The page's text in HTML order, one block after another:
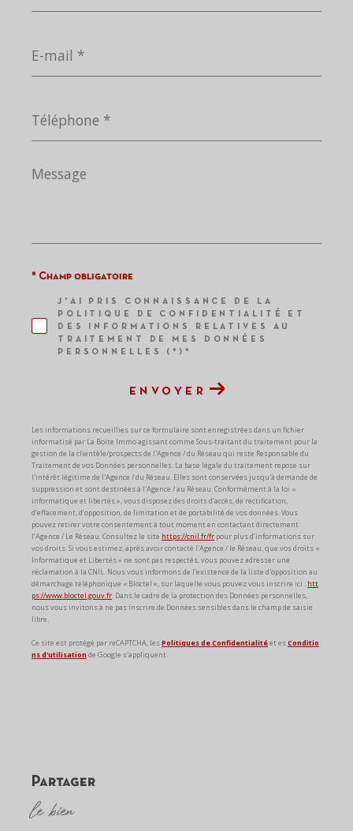
mail
*
*
Message
*
J'AI PRIS CONNAISSANCE DE LA
POLITIQUE DE CONFIDENTIALITÉ ET
DES INFORMATIONS RELATIVES AU
TRAITEMENT DE MES DONNÉES
PERSONNELLES (*)*
* Champ obligatoire
ENVOYER
Les informations recueillies sur ce formulaire sont enregistrées dans un fichier
informatisé par La Boite Immo agissant comme Sous-traitant du traitement pour la
gestion de la clientèle/prospects de l'Agence / du Réseau qui reste Responsable du
Traitement de vos Données personnelles. La base légale du traitement repose sur
l'intérêt légitime de l'Agence / du Réseau. Elles sont conservées jusqu'à demande de
suppression et sont destinées à l'Agence / au Réseau. Conformément à la loi «
informatique et libertés », vous disposez des droits d’accès, de rectification,
d’effacement, d’opposition, de limitation et de portabilité de vos données. Vous
pouvez retirer votre consentement à tout moment en contactant directement
l’Agence / Le Réseau. Consultez le site https://cnil.fr/fr pour plus d’informations sur
vos droits. Si vous estimez, après avoir contacté l'Agence / le Réseau, que vos droits «
Informatique et Libertés » ne sont pas respectés, vous pouvez adresser une
réclamation à la CNIL. Nous vous informons de l’existence de la liste d'opposition au
démarchage téléphonique « Bloctel », sur laquelle vous pouvez vous inscrire ici : htt
ps://www.bloctel.gouv.fr. Dans le cadre de la protection des Données personnelles,
nous vous invitons à ne pas inscrire de Données sensibles dans le champ de saisie
libre.
Ce site est protégé par reCAPTCHA, lesPolitiques de Confidentialitéet esConditio
ns d'utilisation de Google s'appliquent.
partager
le bien